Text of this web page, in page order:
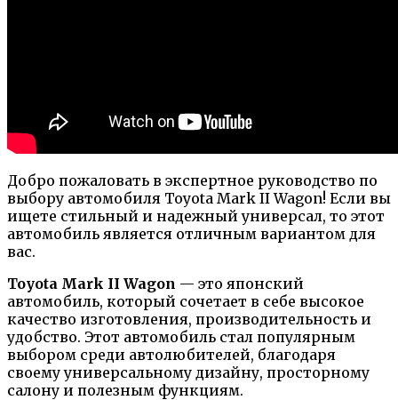
Добро пожаловать в экспертное руководство по
выбору автомобиля Toyota Mark II Wagon! Если вы
ищете стильный и надежный универсал, то этот
автомобиль является отличным вариантом для
вас.
Toyota Mark II Wagon — это японский
автомобиль, который сочетает в себе высокое
качество изготовления, производительность и
удобство. Этот автомобиль стал популярным
выбором среди автолюбителей, благодаря
своему универсальному дизайну, просторному
салону и полезным функциям.